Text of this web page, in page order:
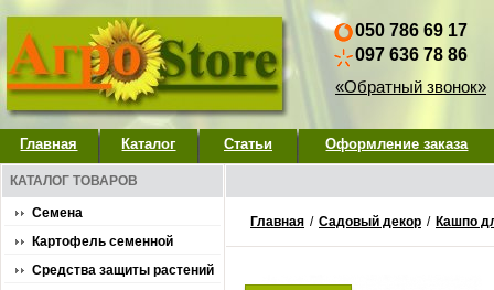
050 786 69 17
097 636 78 86
«Обратный звонок»
Главная Каталог Статьи Оформление заказа
КАТАЛОГ ТОВАРОВ
Семена
Картофель семенной
Средства защиты растений
Главная / Садовый декор / Кашпо